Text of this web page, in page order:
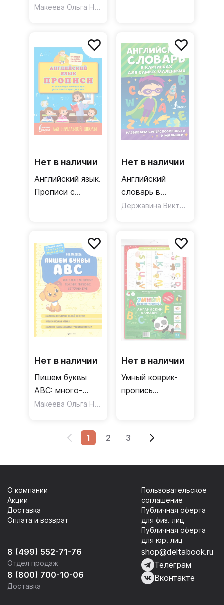
Английский языкМакеева Ольга Николаевна
Нет в наличии
Английский язык.
Прописи с
Нет в наличии
Английский
словарь в
картинках для Державина Виктория Александровна
Нет в наличии
Пишем буквы
ABC: много-
много
прописных и
Макеева Ольга Николаевна
Нет в наличии
Умный коврик-
пропись
1
2 3
8 (499) 552-71-76
Отдел продаж
8 (800) 700-10-06
Доставка
О компании
Акции
Доставка
Оплата и возврат
Пользовательское
соглашение
Публичная оферта
для физ. лиц
Публичная оферта
для юр. лиц
shop@deltabook.ru
Телеграм
Вконтакте